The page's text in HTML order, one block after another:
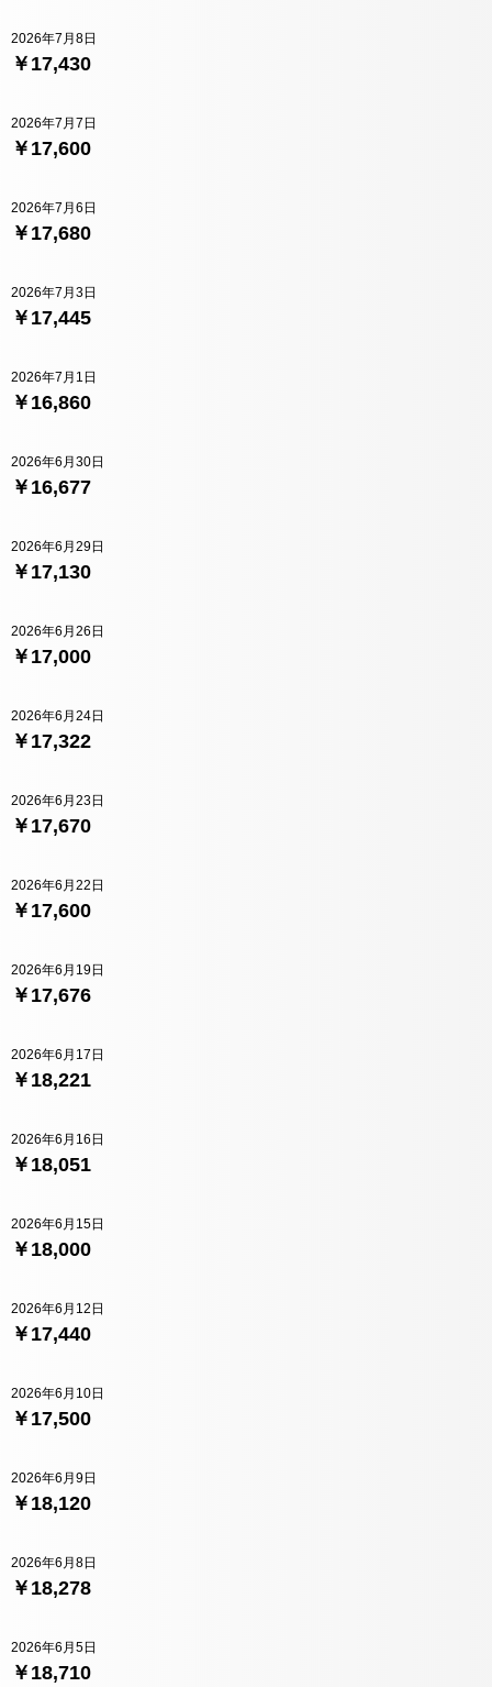
￥17,430
2026年7月8日
￥17,600
2026年7月7日
￥17,680
2026年7月6日
￥17,445
2026年7月3日
￥16,860
2026年7月1日
￥16,677
2026年6月30日
￥17,130
2026年6月29日
￥17,000
2026年6月26日
￥17,322
2026年6月24日
￥17,670
2026年6月23日
￥17,600
2026年6月22日
￥17,676
2026年6月19日
￥18,221
2026年6月17日
￥18,051
2026年6月16日
￥18,000
2026年6月15日
￥17,440
2026年6月12日
￥17,500
2026年6月10日
￥18,120
2026年6月9日
￥18,278
2026年6月8日
￥18,710
2026年6月5日